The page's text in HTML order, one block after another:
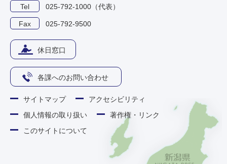
Tel 025-792-1000（代表）
Fax 025-792-9500
休日窓口
各課へのお問い合わせ
サイトマップ
アクセシビリティ
個人情報の取り扱い
著作権・リンク
このサイトについて